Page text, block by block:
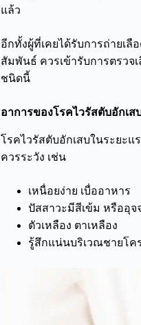
แล้ว
อีกทั้งผู้ที่เคยได้รับการถ่ายเ
สัมพันธ์ ควรเข้ารับการตรวจ
ชนิดนี้
อาการของโรคไวรัสตับอักเส
โรคไวรัสตับอักเสบในระยะแ
ควรระวัง เช่น
เหนื่อยง่าย เบื่ออาหาร
ปัสสาวะมีสีเข้ม หรืออุจ
ตัวเหลือง ตาเหลือง
รู้สึกแน่นบริเวณชายโค